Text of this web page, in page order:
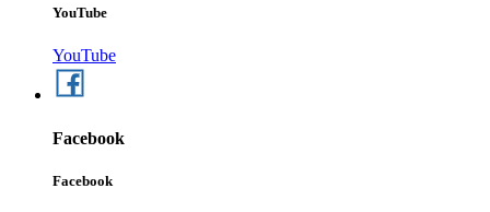
YouTube
YouTube
Facebook
Facebook